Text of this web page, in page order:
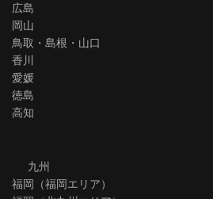
広島
岡山
鳥取・島根・山口
香川
愛媛
徳島
高知
九州
福岡（福岡エリア）